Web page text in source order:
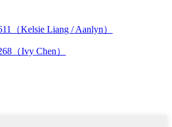
（Kelsie Liang / Aanlyn）
（Ivy Chen）